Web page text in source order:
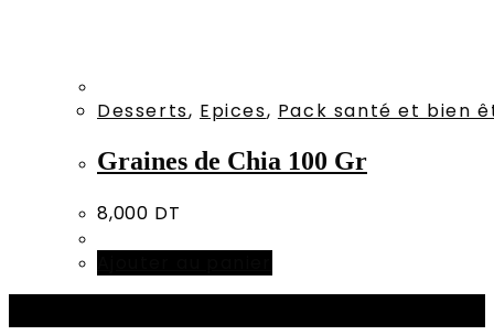
Desserts, Epices, Pack santé et bien
Graines de Chia 100 Gr
8,000 DT